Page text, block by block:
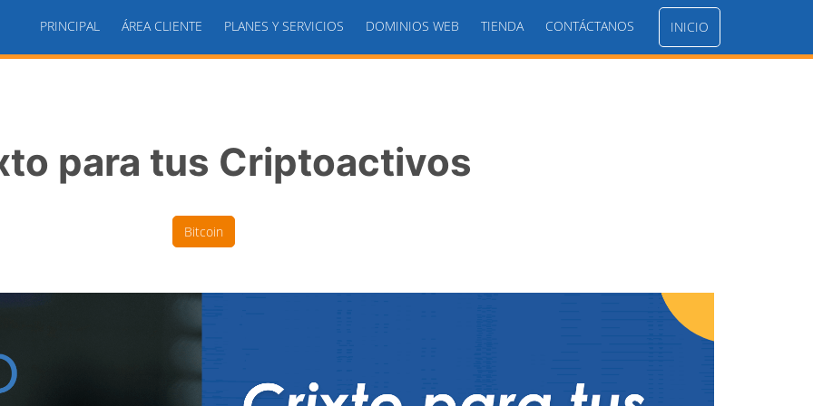
PRINCIPAL ÁREA CLIENTE PLANES Y SERVICIOS DOMINIOS WEB TIENDA CONTÁCTANOS INICIO
para tus Criptoactivos
Bitcoin